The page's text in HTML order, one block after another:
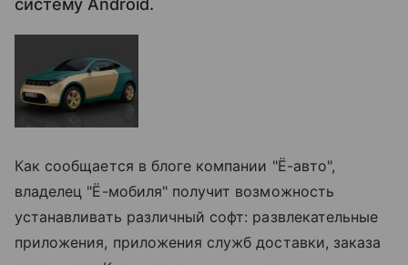
систему Android.
Как сообщается в блоге компании "Ё-авто",
владелец "Ё-мобиля" получит возможность
устанавливать различный софт: развлекательные
приложения, приложения служб доставки, заказа